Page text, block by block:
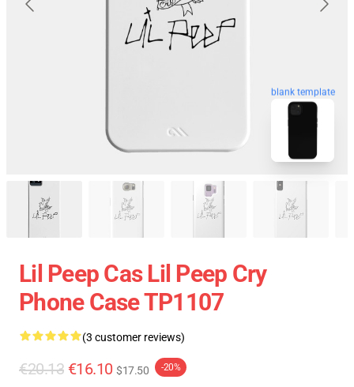
blank template
Lil Peep Cas Lil Peep Cry
Phone Case TP1107
(3 customer reviews)
€20.13 €16.10 $17.50 -20%